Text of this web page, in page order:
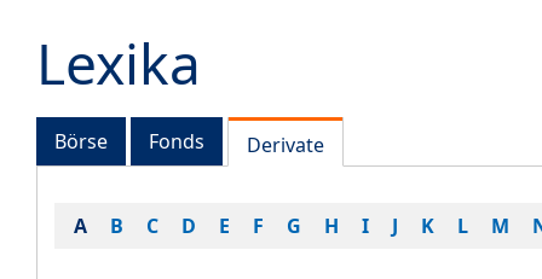
Lexika
Börse Fonds Derivate
A B C D E F G H I J K L M